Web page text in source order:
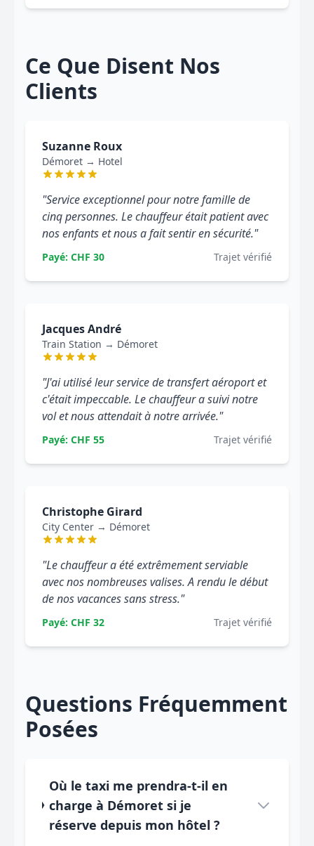
Ce Que Disent Nos
Clients
Suzanne Roux
Démoret → Hotel
"Service exceptionnel pour notre famille de
cinq personnes. Le chauffeur était patient avec
nos enfants et nous a fait sentir en sécurité."
Payé: CHF 30 Trajet vérifié
Jacques André
Train Station → Démoret
"J'ai utilisé leur service de transfert aéroport et
c'était impeccable. Le chauffeur a suivi notre
vol et nous attendait à notre arrivée."
Payé: CHF 55 Trajet vérifié
Christophe Girard
City Center → Démoret
"Le chauffeur a été extrêmement serviable
avec nos nombreuses valises. A rendu le début
de nos vacances sans stress."
Payé: CHF 32 Trajet vérifié
Questions Fréquemment
Posées
Où le taxi me prendra-t-il en
charge à Démoret si je
réserve depuis mon hôtel ?